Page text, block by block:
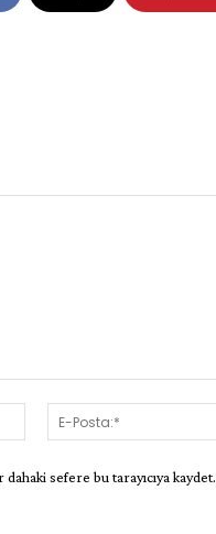
İsim:*
sefere bu tarayıcıya kaydet.